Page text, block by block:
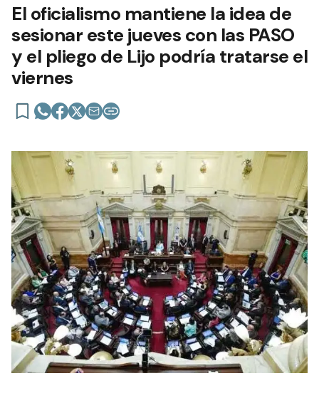
El oficialismo mantiene la idea de
sesionar este jueves con las PASO
y el pliego de Lijo podría tratarse el
viernes